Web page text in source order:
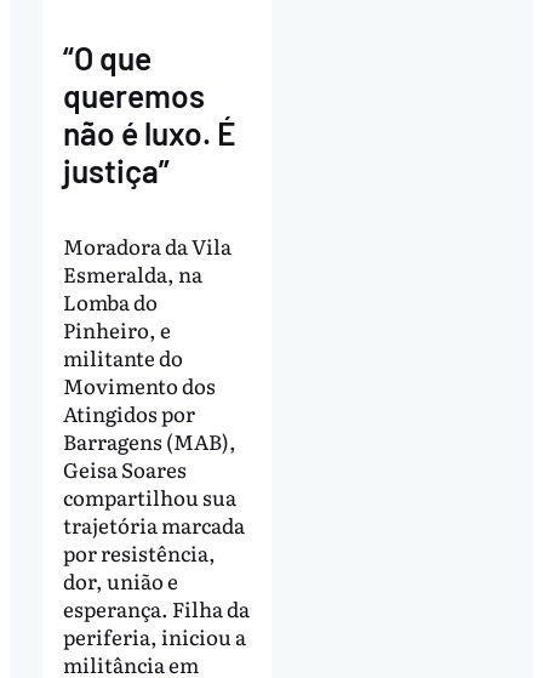
“O que
queremos
não é luxo. É
justiça”
Moradora da Vila
Esmeralda, na
Lomba do
Pinheiro, e
militante do
Movimento dos
Atingidos por
Barragens (MAB),
Geisa Soares
compartilhou sua
trajetória marcada
por resistência,
dor, união e
esperança. Filha da
periferia, iniciou a
militância em